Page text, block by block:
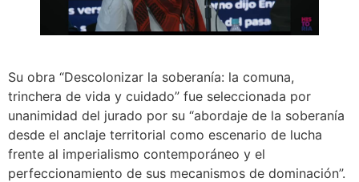
Su obra “Descolonizar la soberanía: la comuna,
trinchera de vida y cuidado” fue seleccionada por
unanimidad del jurado por su “abordaje de la soberanía
desde el anclaje territorial como escenario de lucha
frente al imperialismo contemporáneo y el
perfeccionamiento de sus mecanismos de dominación”.